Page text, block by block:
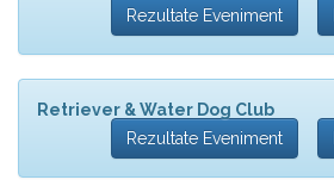
Rezultate Eveniment
Retriever & Water Dog Club
Rezultate Eveniment